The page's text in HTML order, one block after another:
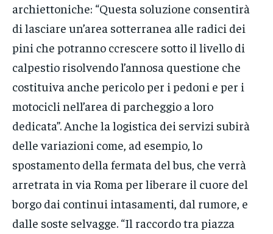
archiettoniche: “Questa soluzione consentirà
di lasciare un’area sotterranea alle radici dei
pini che potranno ccrescere sotto il livello di
calpestio risolvendo l’annosa questione che
costituiva anche pericolo per i pedoni e per i
motocicli nell’area di parcheggio a loro
dedicata”. Anche la logistica dei servizi subirà
delle variazioni come, ad esempio, lo
spostamento della fermata del bus, che verrà
arretrata in via Roma per liberare il cuore del
borgo dai continui intasamenti, dal rumore, e
dalle soste selvagge. “Il raccordo tra piazza